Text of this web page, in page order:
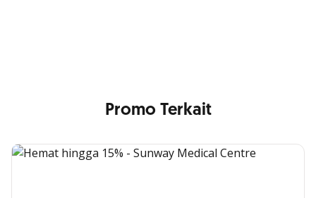
Promo Terkait